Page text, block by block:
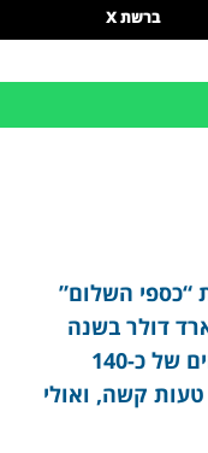
ברשת X
“כספי השלום”
מיליארד דולר סיוע שנתי לישראל, וכ- 2.1 מיליארד דולר בשנה
למצרים, וכך מתנהלים הדברים עד היום, עם היקף סיוע חוץ נומינאלי מדהים של כ-140
טעות קשה, ואולי